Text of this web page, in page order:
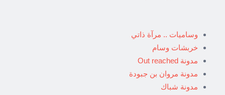
وساميات .. مرآة ذاتي
خربشات وسام
مدونة Out reached
مدونة مروان بن جبودة
مدونة شباك